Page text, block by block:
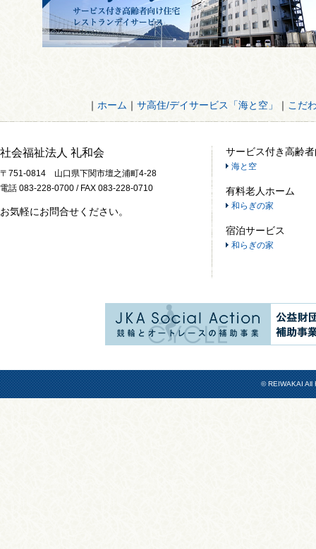
｜ ホーム ｜ サ高住/デイサービス「海と空」 ｜ こだ
社会福祉法人 礼和会
〒751-0814 山口県下関市壇之浦町4-28
電話 083-228-0700 / FAX 083-228-0710
お気軽にお問合せください。
サービス付き高齢
海と空
有料老人ホーム
和らぎの家
宿泊サービス
和らぎの家
© REIWAKAI All